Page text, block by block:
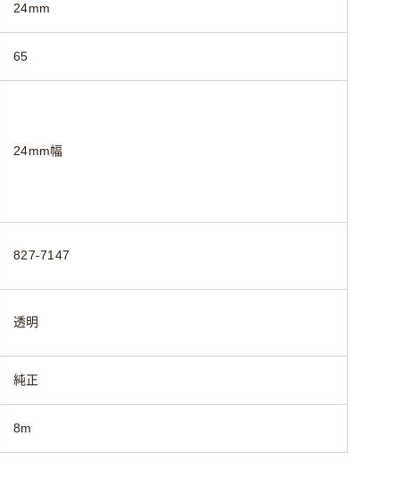
24mm
65
24mm幅
827-7147
透明
純正
8m